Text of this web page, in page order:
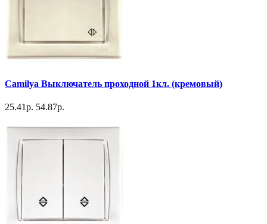
Camilya Выключатель проходной 1кл. (кремовый)
25.41р. 54.87р.